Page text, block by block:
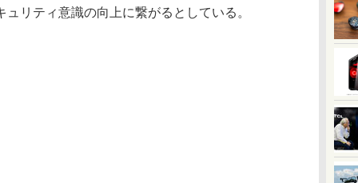
リティ意識の向上に繋がるとしている。